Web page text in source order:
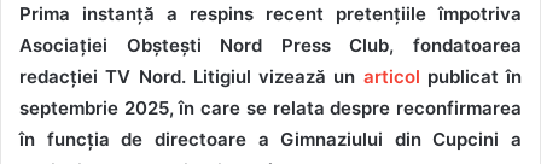
Prima instanță a respins recent pretențiile împotriva
Asociației Obștești Nord Press Club, fondatoarea
redacției TV Nord. Litigiul vizează un articol publicat în
septembrie 2025, în care se relata despre reconfirmarea
în funcția de directoare a Gimnaziului din Cupcini a